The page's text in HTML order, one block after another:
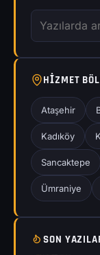
HIZMET
Ataşehir
Kadıköy
Sancaktepe
Ümraniye
SON